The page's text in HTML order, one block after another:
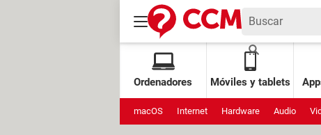
Ordenadores Móviles y tablets
macOS Internet Hardware Audio